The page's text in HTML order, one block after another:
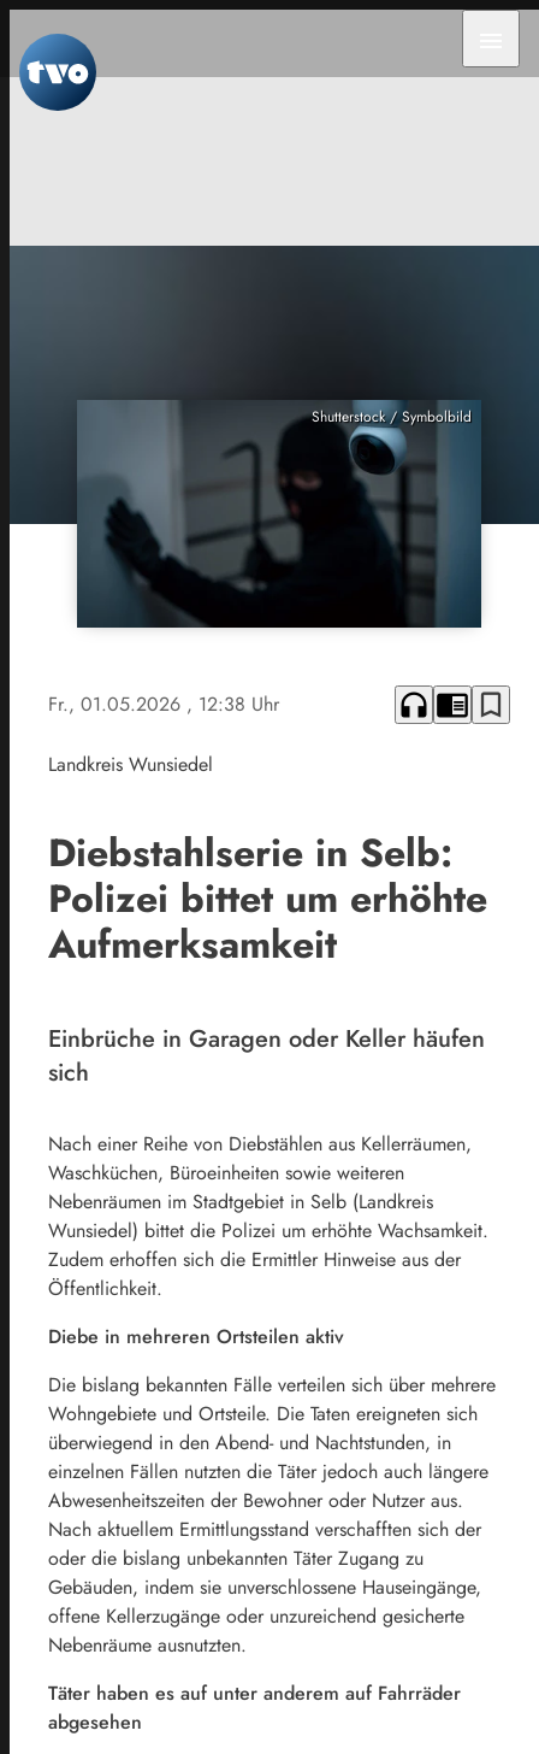
Shutterstock / Symbolbild
Fr., 01.05.2026 , 12:38 Uhr headphones chrome_reader_mode bookmark_border
Landkreis Wunsiedel
Diebstahlserie in Selb:
Polizei bittet um erhöhte
Aufmerksamkeit
Einbrüche in Garagen oder Keller häufen
sich
Nach einer Reihe von Diebstählen aus Kellerräumen,
Waschküchen, Büroeinheiten sowie weiteren
Nebenräumen im Stadtgebiet in Selb (Landkreis
Wunsiedel) bittet die Polizei um erhöhte Wachsamkeit.
Zudem erhoffen sich die Ermittler Hinweise aus der
Öffentlichkeit.
Diebe in mehreren Ortsteilen aktiv
Die bislang bekannten Fälle verteilen sich über mehrere
Wohngebiete und Ortsteile. Die Taten ereigneten sich
überwiegend in den Abend- und Nachtstunden, in
einzelnen Fällen nutzten die Täter jedoch auch längere
Abwesenheitszeiten der Bewohner oder Nutzer aus.
Nach aktuellem Ermittlungsstand verschafften sich der
oder die bislang unbekannten Täter Zugang zu
Gebäuden, indem sie unverschlossene Hauseingänge,
offene Kellerzugänge oder unzureichend gesicherte
Nebenräume ausnutzten.
Täter haben es auf unter anderem auf Fahrräder
abgesehen